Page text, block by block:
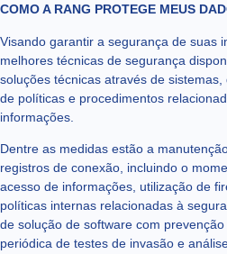
COMO A RANG PROTEGE MEUS
Visando garantir a segurança de suas
melhores técnicas de segurança
soluções técnicas através de
de políticas e procedimentos
informações.
Dentre as medidas estão a
registros de conexão, incluindo o
acesso de informações, utilização de
políticas internas relacionadas à
de solução de software com
periódica de testes de invasão e